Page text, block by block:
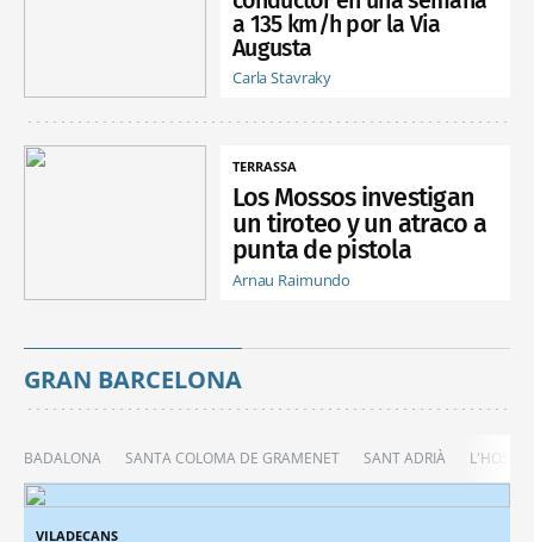
a 135 km/h por la Via
Augusta
Carla Stavraky
TERRASSA
Los Mossos investigan
un tiroteo y un atraco a
punta de pistola
Arnau Raimundo
GRAN BARCELONA
BADALONA SANTA COLOMA DE GRAMENET SANT ADRIÀ
VILADECANS